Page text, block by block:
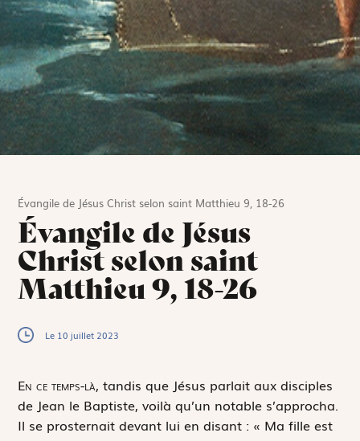
Évangile de Jésus Christ selon saint Matthieu 9, 18-26
Évangile de Jésus
Christ selon saint
Matthieu 9, 18-26
Le 10 juillet 2023
En ce temps-là, tandis que Jésus parlait aux disciples
de Jean le Baptiste, voilà qu’un notable s’approcha.
Il se prosternait devant lui en disant : « Ma fille est